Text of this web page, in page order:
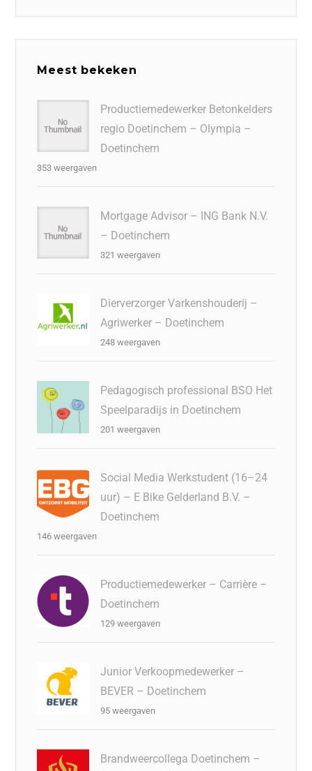
Meest bekeken
Productiemedewerker Betonkelders
regio Doetinchem – Olympia –
Doetinchem
353 weergaven
Mortgage Advisor – ING Bank N.V.
– Doetinchem
321 weergaven
Dierverzorger Varkenshouderij –
Agriwerker – Doetinchem
248 weergaven
Pedagogisch professional BSO Het
Speelparadijs in Doetinchem
201 weergaven
Social Media Werkstudent (16–24
uur) – E Bike Gelderland B.V. –
Doetinchem
146 weergaven
Productiemedewerker – Carrière –
Doetinchem
129 weergaven
Junior Verkoopmedewerker –
BEVER – Doetinchem
95 weergaven
Brandweercollega Doetinchem –